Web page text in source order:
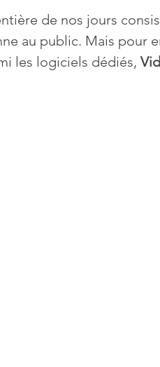
jour Multimedia
de nos jours
au public. Mais pour
les logiciels dédiés,